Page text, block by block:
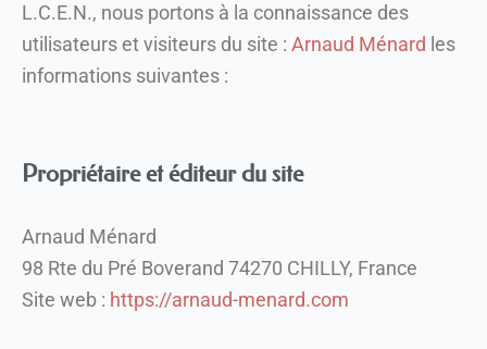
L.C.E.N., nous portons à la connaissance des
utilisateurs et visiteurs du site : Arnaud Ménard les
informations suivantes :
Propriétaire et éditeur du site
Arnaud Ménard
98 Rte du Pré Boverand 74270 CHILLY, France
Site web : https://arnaud-menard.com